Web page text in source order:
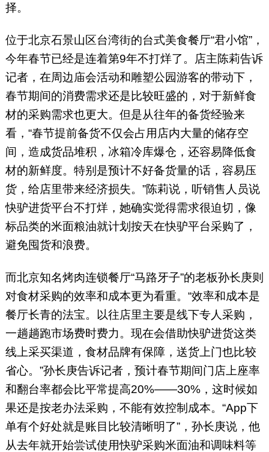
择。
位于北京石景山区台湾街的台式美食餐厅“君小馆”，
今年春节已经是连着第9年不打烊了。店主陈莉告诉
记者，在周边庙会活动和雕塑公园游客的带动下，
春节期间的消费需求还是比较旺盛的，对于新鲜食
材的采购需求也更大。但是从往年的备货经验来
看，“春节提前备货不仅会占用店内大量的储存空
间，造成货品堆积，冰箱冷库爆仓，还容易降低食
材的新鲜度。特别是预计不好备货量的话，容易压
货，给店里带来经济损失。”陈莉说，听销售人员说
快驴进货平台不打烊，她确实觉得需求很迫切，像
标品类的米面粮油就计划按天在快驴平台采购了，
避免囤货和浪费。
而北京知名烤肉连锁餐厅“马路牙子”的老板孙长庚则
对食材采购的效率和成本更为看重。“效率和成本是
餐厅长青的法宝。以往店里主要是线下专人采购，
一趟趟跑市场费时费力。现在会借助快驴进货这类
线上采买渠道，食材品牌有保障，送货上门也比较
省心。”孙长庚告诉记者，预计春节期间门店上座率
和翻台率都会比平常提高20%——30%，这时候如
果还是按老办法采购，不能有效控制成本。“App下
单有个好处就是账目比较清晰明了”，孙长庚说，他
从去年就开始尝试使用快驴采购米面油和调味料等